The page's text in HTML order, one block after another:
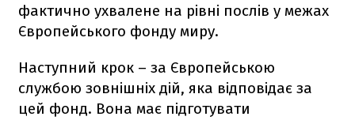
фактично ухвалене на рівні послів у межах
Європейського фонду миру.
Наступний крок – за Європейською
службою зовнішніх дій, яка відповідає за
цей фонд. Вона має підготувати